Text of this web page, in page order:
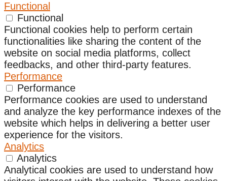
Functional
Functional
Functional cookies help to perform certain
functionalities like sharing the content of the
website on social media platforms, collect
feedbacks, and other third-party features.
Performance
Performance
Performance cookies are used to understand
and analyze the key performance indexes of the
website which helps in delivering a better user
experience for the visitors.
Analytics
Analytics
Analytical cookies are used to understand how